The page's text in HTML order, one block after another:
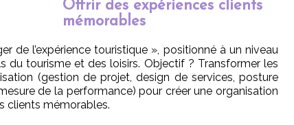
Offrir des expériences clients
mémorables
de l’expérience touristique », positionné à un niveau
du tourisme et des loisirs. Objectif ? Transformer les
(gestion de projet, design de services, posture
de la performance) pour créer une organisation
clients mémorables.